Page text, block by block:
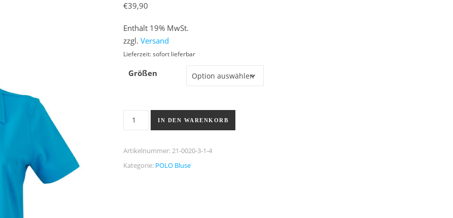
€39,90
Enthält 19% MwSt.
zzgl. Versand
Lieferzeit: sofort lieferbar
Größen
Bayernpolo Damen kini Menge
IN DEN WARENKORB
Artikelnummer:21-0020-3-1-4
Kategorie: POLO Bluse